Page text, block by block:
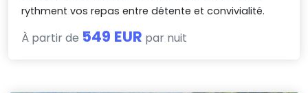
rythment vos repas entre détente et convivialité.
À partir de 549 EUR par nuit